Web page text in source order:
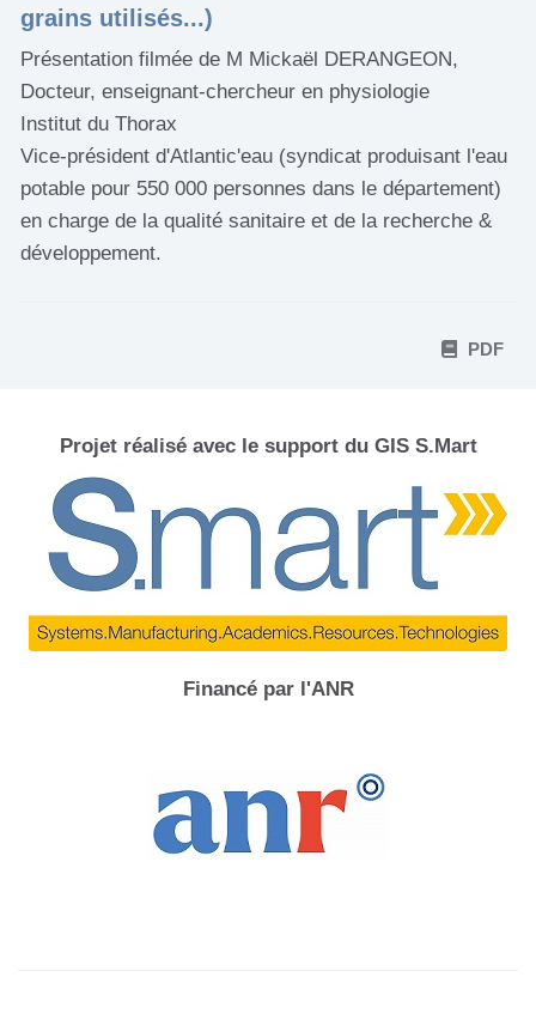
grains utilisés...)
Présentation filmée de M Mickaël DERANGEON,
Docteur, enseignant-chercheur en physiologie
Institut du Thorax
Vice-président d'Atlantic'eau (syndicat produisant l'eau
potable pour 550 000 personnes dans le département)
en charge de la qualité sanitaire et de la recherche &
développement.
PDF
Projet réalisé avec le support du GIS S.Mart
Financé par l'ANR